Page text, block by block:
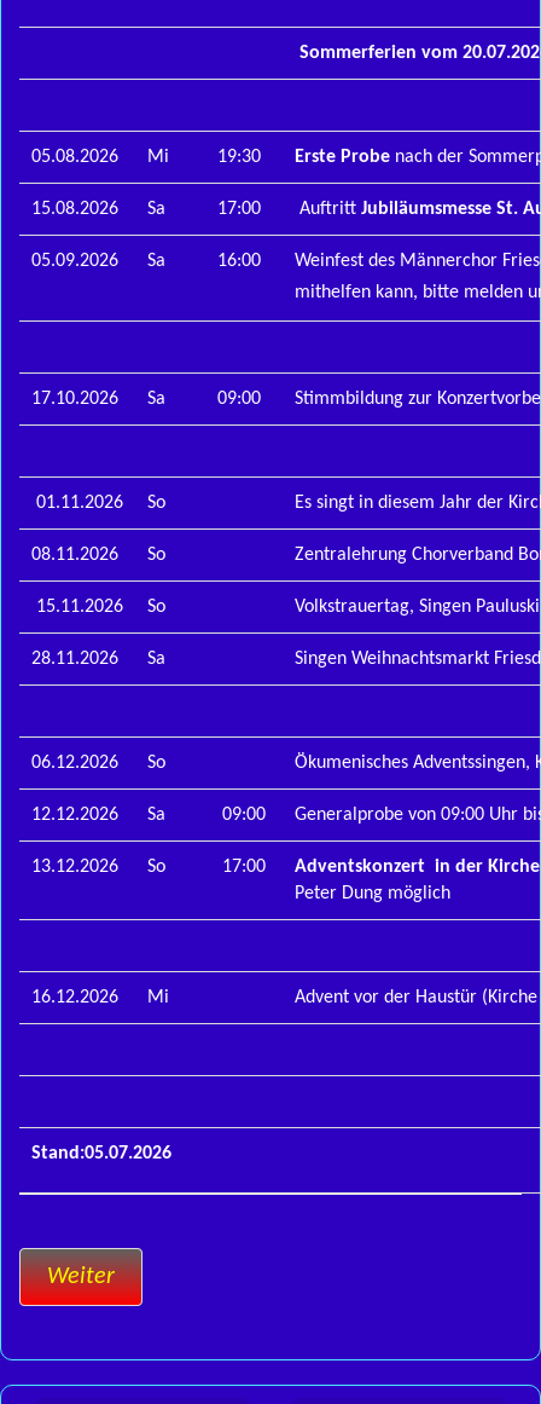
Sommerferien vom
05.08.2026 Mi 19:30 Erste Probe nach der
15.08.2026 Sa 17:00 Auftritt Jubiläumsmesse St.
05.09.2026 Sa 16:00
Weinfest des Männerchor
mithelfen kann, bitte melden
17.10.2026 Sa 09:00 Stimmbildung zur
01.11.2026 So Es singt in diesem Jahr der
08.11.2026 So Zentralehrung Chorverband
15.11.2026 So Volkstrauertag, Singen
28.11.2026 Sa Singen Weihnachtsmarkt
06.12.2026 So Ökumenisches Adventssingen,
12.12.2026 Sa 09:00 Generalprobe von 09:00 Uhr
13.12.2026 So 17:00
Adventskonzert in der
Peter Dung möglich
16.12.2026 Mi Advent vor der Haustür (Kirche
Stand:05.07.2026
Weiter